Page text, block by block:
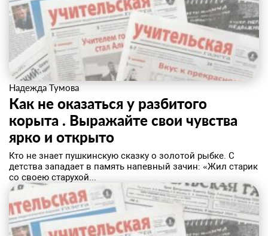
Надежда Тумова
Как не оказаться у разбитого
корыта . Выражайте свои чувства
ярко и открыто
Кто не знает пушкинскую сказку о золотой рыбке. С
детства западает в память напевный зачин: «Жил старик
со своею старухой...